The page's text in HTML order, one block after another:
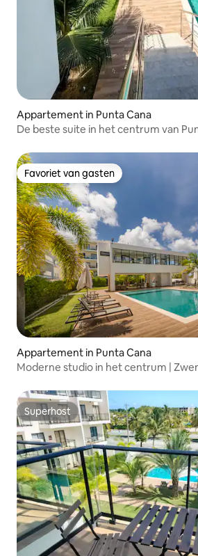
Appartement in Punta Cana
De beste suite in het centrum van
Favoriet van gasten
Favoriet van gasten
Appartement in Punta Cana
Moderne studio in het centrum |
Superhost
Superhost